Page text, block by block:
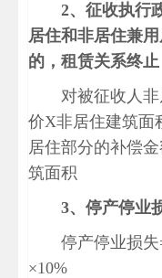
2、征收执行
居住和非居住兼
的，租赁关系终止
对被征收人
价X非居住建筑面
居住部分的补偿
筑面积
3、停产停业
停产停业损
×10%